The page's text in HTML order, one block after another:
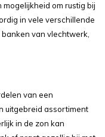
om rustig bij
in vele verschillende
van vlechtwerk,
van een
uitgebreid assortiment
in de zon kan